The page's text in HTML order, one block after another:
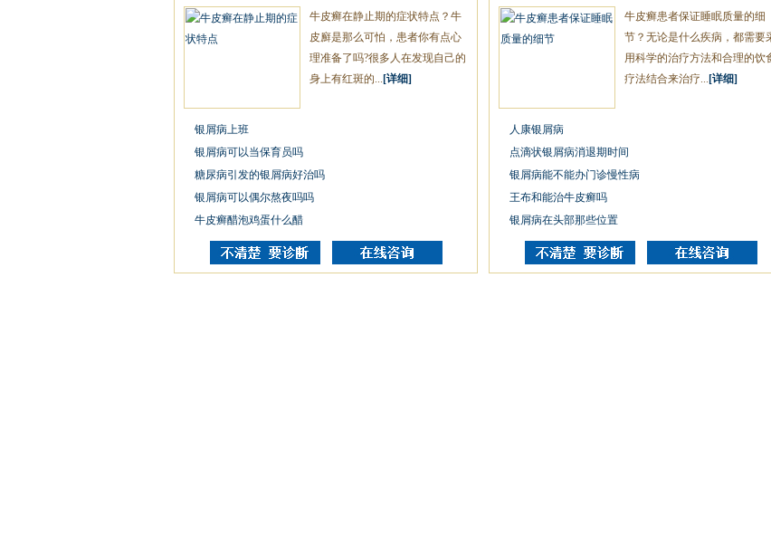
牛皮癣在静止期的症状特点？牛
皮廯是那么可怕，患者你有点心
理准备了吗?很多人在发现自己的
身上有红斑的... [详细]
银屑病上班
银屑病可以当保育员吗
糖尿病引发的银屑病好治吗
银屑病可以偶尔熬夜吗吗
牛皮癣醋泡鸡蛋什么醋
牛皮癣患者保证睡眠质量的细
节？无论是什么疾病，都需要
用科学的治疗方法和合理的饮
疗法结合来治疗... [详细]
人康银屑病
点滴状银屑病消退期时间
银屑病能不能办门诊慢性病
王布和能治牛皮癣吗
银屑病在头部那些位置